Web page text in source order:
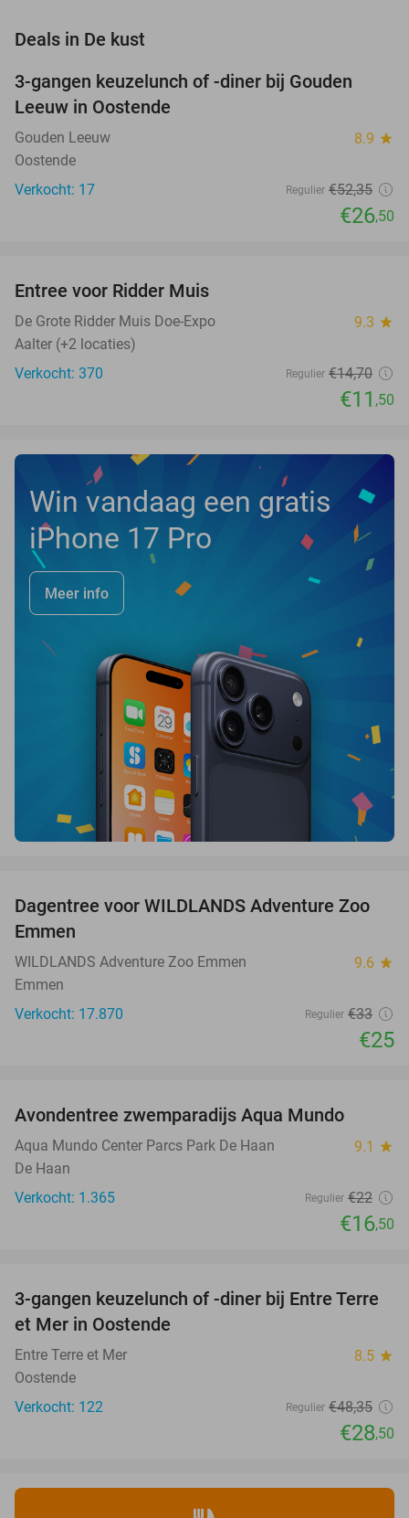
Deals in De kust
3-gangen keuzelunch of -diner bij Gouden
Leeuw in Oostende
Gouden Leeuw 8.9 star
Oostende
Verkocht: 17
Regulier €52,35
€26,50
TODAY
Entree voor Ridder Muis
De Grote Ridder Muis Doe-Expo 9.3 star
Aalter (+2 locaties)
Verkocht: 370
Regulier €14,70
€11 ,50
Win vandaag een gratis
iPhone 17 Pro
Meer info
24%
Dagentree voor WILDLANDS Adventure Zoo
Emmen
WILDLANDS Adventure Zoo Emmen 9.6 star
Emmen
Verkocht: 17.870
Regulier €33
€25
Avondentree zwemparadijs Aqua Mundo
Aqua Mundo Center Parcs Park De Haan 9.1 star
De Haan
Verkocht: 1.365
Regulier €22
€16,50
41%
3-gangen keuzelunch of -diner bij Entre Terre
et Mer in Oostende
Entre Terre et Mer 8.5 star
Oostende
Verkocht: 122
Regulier €48,35
€28,50